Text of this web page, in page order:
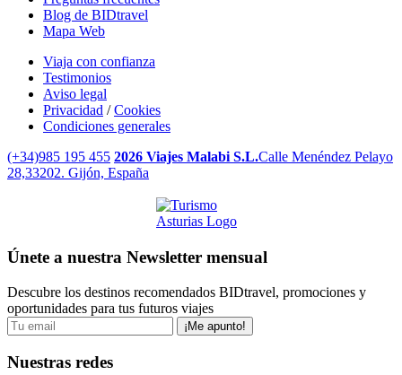
Blog de BIDtravel
Mapa Web
Viaja con confianza
Testimonios
Aviso legal
Privacidad /Cookies
Condiciones generales
(+34)985 195 455 2026 Viajes Malabi S.L.Calle Menéndez Pelayo
28,33202. Gijón, España
Únete a nuestra Newsletter mensual
Descubre los destinos recomendados BIDtravel, promociones y
oportunidades para tus futuros viajes
Nuestras redes